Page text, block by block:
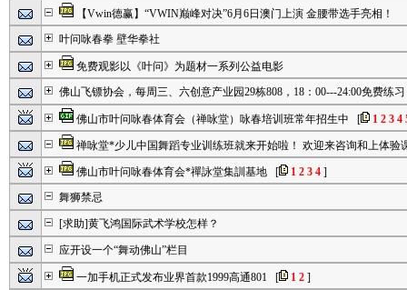
【Vwin德赢】“VWIN巅峰对决”6月6日澳门上演 金腰带选手亮相！
叶问咏春拳 壁华拳社
免费观影以《叶问》为题材一系列公益电影
佛山飞镖协会，每周三、六创意产业园29栋808，18：00---24:00免费练习
佛山市叶问咏春体育会（禅咏堂）咏春培训班常年招生中 [ 1 2 3 4
禅咏堂*少儿中国舞蹈专业训练班就来开始啦！ 欢迎来咨询和上体验
佛山市叶问咏春体育会*禪詠堂集訓基地 [ 1 2 3 4 ]
舞狮禁忌
[求助]黄飞鸿国际武术学校怎样？
应开设一个“舞动佛山”栏目
一加手机正式发布业界首款1999高通801 [ 1 2 ]